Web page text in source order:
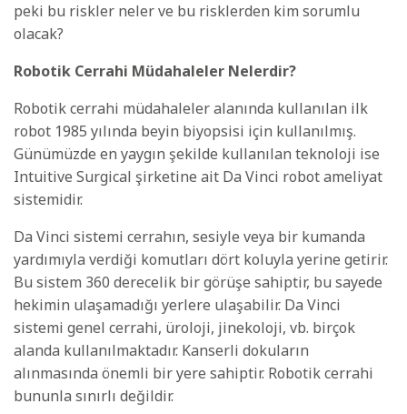
peki bu riskler neler ve bu risklerden kim sorumlu
olacak?
Robotik Cerrahi Müdahaleler Nelerdir?
Robotik cerrahi müdahaleler alanında kullanılan ilk
robot 1985 yılında beyin biyopsisi için kullanılmış.
Günümüzde en yaygın şekilde kullanılan teknoloji ise
Intuitive Surgical şirketine ait Da Vinci robot ameliyat
sistemidir.
Da Vinci sistemi cerrahın, sesiyle veya bir kumanda
yardımıyla verdiği komutları dört koluyla yerine getirir.
Bu sistem 360 derecelik bir görüşe sahiptir, bu sayede
hekimin ulaşamadığı yerlere ulaşabilir. Da Vinci
sistemi genel cerrahi, üroloji, jinekoloji, vb. birçok
alanda kullanılmaktadır. Kanserli dokuların
alınmasında önemli bir yere sahiptir. Robotik cerrahi
bununla sınırlı değildir.